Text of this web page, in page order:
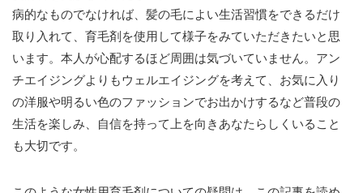
病的なものでなければ、髪の毛によい生活習慣をできるだけ
取り入れて、育毛剤を使用して様子をみていただきたいと思
います。本人が心配するほど周囲は気づいていません。アン
チエイジングよりもウェルエイジングを考えて、お気に入り
の洋服や明るい色のファッションでお出かけするなど普段の
生活を楽しみ、自信を持って上を向きあなたらしくいること
も大切です。